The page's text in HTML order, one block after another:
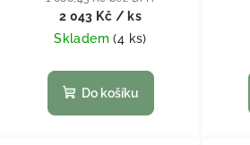
2 043 Kč / ks
Skladem(4 ks)
Do košíku